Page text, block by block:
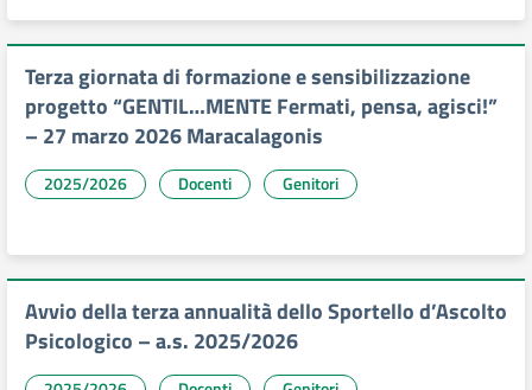
Terza giornata di formazione e sensibilizzazione
progetto “GENTIL…MENTE Fermati, pensa, agisci!”
– 27 marzo 2026 Maracalagonis
2025/2026 Docenti Genitori
Avvio della terza annualità dello Sportello d’Ascolto
Psicologico – a.s. 2025/2026